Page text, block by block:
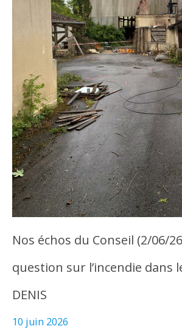
Nos échos du Conseil (2/06/
question sur l’incendie dans
DENIS
10 juin 2026